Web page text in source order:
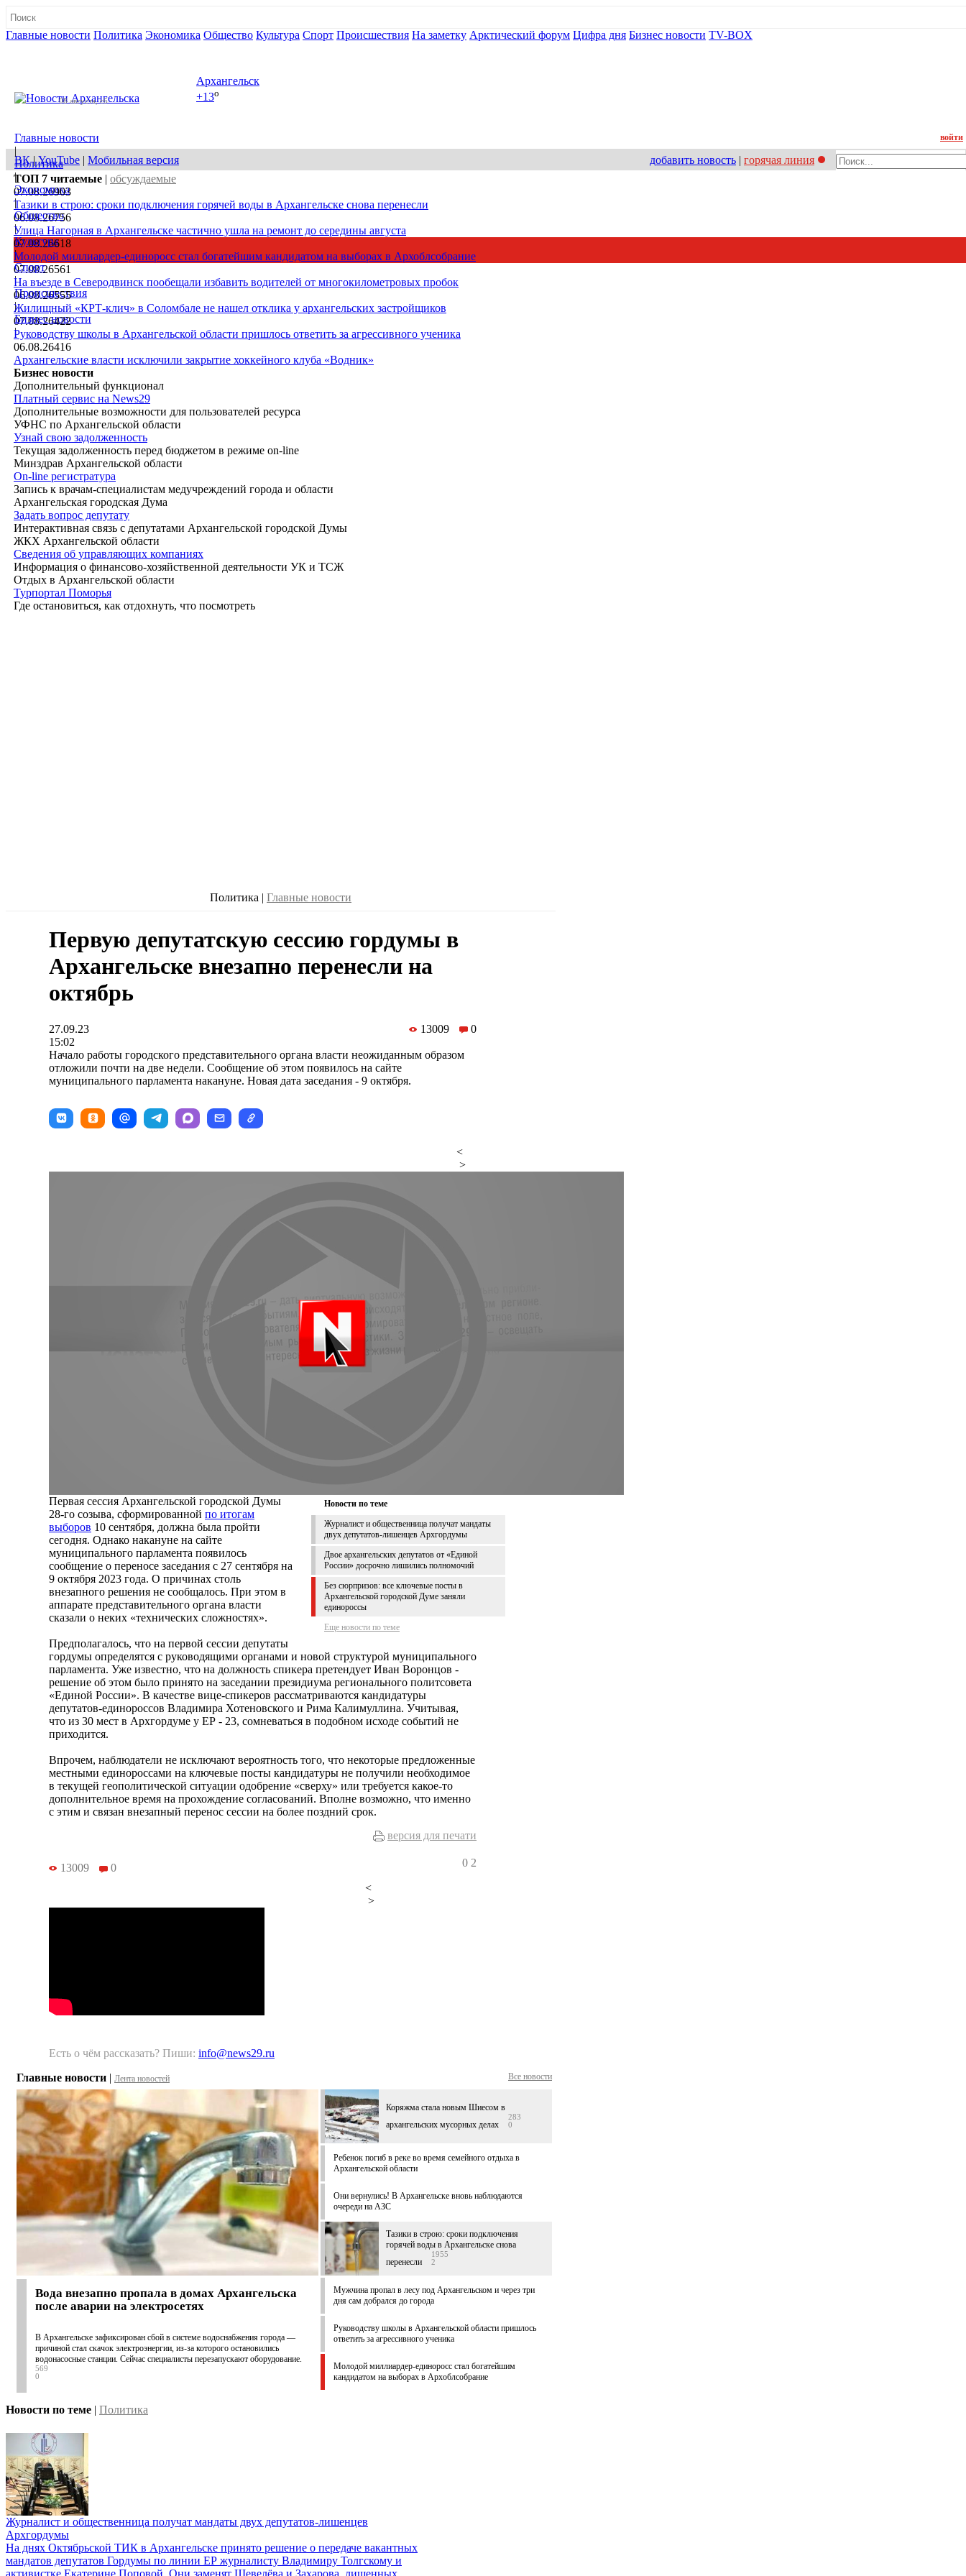
Главные новости Политика Экономика Общество Культура Спорт Происшествия На заметку Арктический форум Цифра дня Бизнес новости TV-BOX
08 августа, сб
Архангельск
+13o
Главные новости
|
Политика
|
Экономика
|
Общество
|
Культура
|
Спорт
|
Происшествия
|
Бизнес новости
|
войти
ВК|YouTube | Мобильная версия добавить новость | горячая линия
ТОП 7 читаемые | обсуждаемые
07.08.26903
Тазики в строю: сроки подключения горячей воды в Архангельске снова перенесли
06.08.26756
Улица Нагорная в Архангельске частично ушла на ремонт до середины августа
07.08.26618
Молодой миллиардер-единоросс стал богатейшим кандидатом на выборах в Архоблсобрание
07.08.26561
На въезде в Северодвинск пообещали избавить водителей от многокилометровых пробок
06.08.26555
Жилищный «КРТ-клич» в Соломбале не нашел отклика у архангельских застройщиков
07.08.26422
Руководству школы в Архангельской области пришлось ответить за агрессивного ученика
06.08.26416
Архангельские власти исключили закрытие хоккейного клуба «Водник»
Бизнес новости
Дополнительный функционал
Платный сервис на News29
Дополнительные возможности для пользователей ресурса
УФНС по Архангельской области
Узнай свою задолженность
Текущая задолженность перед бюджетом в режиме on-line
Минздрав Архангельской области
On-line регистратура
Запись к врачам-специалистам медучреждений города и области
Архангельская городская Дума
Задать вопрос депутату
Интерактивная связь с депутатами Архангельской городской Думы
ЖКХ Архангельской области
Сведения об управляющих компаниях
Информация о финансово-хозяйственной деятельности УК и ТСЖ
Отдых в Архангельской области
Турпортал Поморья
Где остановиться, как отдохнуть, что посмотреть
Политика | Главные новости
Первую депутатскую сессию гордумы в
Архангельске внезапно перенесли на
октябрь
27.09.23
15:02
13009 0
Начало работы городского представительного органа власти неожиданным образом
отложили почти на две недели. Сообщение об этом появилось на сайте
муниципального парламента накануне. Новая дата заседания - 9 октября.
<
>
Новости по теме
Журналист и общественница получат мандаты
двух депутатов-лишенцев Архгордумы
Двое архангельских депутатов от «Единой
России» досрочно лишились полномочий
Без сюрпризов: все ключевые посты в
Архангельской городской Думе заняли
единороссы
Еще новости по теме
Первая сессия Архангельской городской Думы
28-го созыва, сформированной по итогам
выборов 10 сентября, должна была пройти
сегодня. Однако накануне на сайте
муниципального парламента появилось
сообщение о переносе заседания с 27 сентября на
9 октября 2023 года. О причинах столь
внезапного решения не сообщалось. При этом в
аппарате представительного органа власти
сказали о неких «технических сложностях».
Предполагалось, что на первой сессии депутаты
гордумы определятся с руководящими органами и новой структурой муниципального
парламента. Уже известно, что на должность спикера претендует Иван Воронцов -
решение об этом было принято на заседании президиума регионального политсовета
«Единой России». В качестве вице-спикеров рассматриваются кандидатуры
депутатов-единороссов Владимира Хотеновского и Рима Калимуллина. Учитывая,
что из 30 мест в Архгордуме у ЕР - 23, сомневаться в подобном исходе событий не
приходится.
Впрочем, наблюдатели не исключают вероятность того, что некоторые предложенные
местными единороссами на ключевые посты кандидатуры не получили необходимое
в текущей геополитической ситуации одобрение «сверху» или требуется какое-то
дополнительное время на прохождение согласований. Вполне возможно, что именно
с этим и связан внезапный перенос сессии на более поздний срок.
версия для печати
13009 0 0 2
<
>
Есть о чём рассказать? Пиши: info@news29.ru
Главные новости | Лента новостей Все новости
Вода внезапно пропала в домах Архангельска
после аварии на электросетях
В Архангельске зафиксирован сбой в системе водоснабжения города —
причиной стал скачок электроэнергии, из-за которого остановились
водонасосные станции. Сейчас специалисты перезапускают оборудование.
569
0
Коряжма стала новым Шиесом в
архангельских мусорных делах
283
0
Ребенок погиб в реке во время семейного отдыха в
Архангельской области
Они вернулись! В Архангельске вновь наблюдаются
очереди на АЗС
Тазики в строю: сроки подключения
горячей воды в Архангельске снова
перенесли
1955
2
Мужчина пропал в лесу под Архангельском и через три
дня сам добрался до города
Руководству школы в Архангельской области пришлось
ответить за агрессивного ученика
Молодой миллиардер-единоросс стал богатейшим
кандидатом на выборах в Архоблсобрание
Новости по теме | Политика
Журналист и общественница получат мандаты двух депутатов-лишенцев
Архгордумы
На днях Октябрьской ТИК в Архангельске принято решение о передаче вакантных
мандатов депутатов Гордумы по линии ЕР журналисту Владимиру Толгскому и